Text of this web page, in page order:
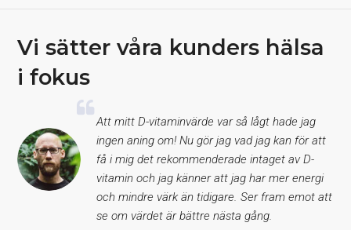
Vi sätter våra kunders hälsa
i fokus
Att mitt D-vitaminvärde var så lågt hade jag
ingen aning om! Nu gör jag vad jag kan för att
få i mig det rekommenderade intaget av D-
vitamin och jag känner att jag har mer energi
och mindre värk än tidigare. Ser fram emot att
se om värdet är bättre nästa gång.